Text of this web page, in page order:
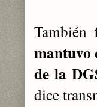
También
mantuvo
de la
dice